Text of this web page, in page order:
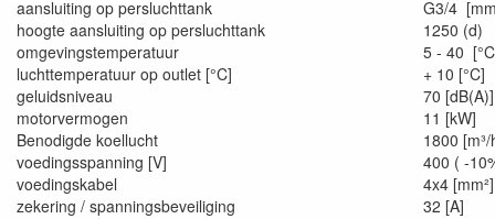
aansluiting op persluchttank
G3/4
hoogte aansluiting op persluchttank
1250 (d)
omgevingstemperatuur
5 - 40
luchttemperatuur op outlet [°C]
+ 10 [°C]
geluidsniveau
70 [dB(A)]
motorvermogen
11 [kW]
Benodigde koellucht
1800 [m³/
voedingsspanning [V]
400 ( -
voedingskabel
4x4 [mm²]
zekering / spanningsbeveiliging
32 [A]